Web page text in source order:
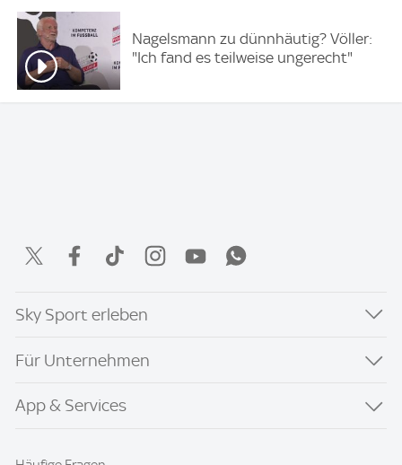
Nagelsmann zu dünnhäutig? Völler:
"Ich fand es teilweise ungerecht"
Sky Sport erleben
Für Unternehmen
App & Services